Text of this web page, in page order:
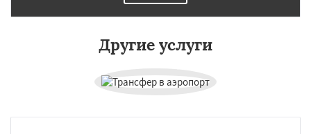
регионам
×
Солнечногорск Купавна
Другие услуги
×